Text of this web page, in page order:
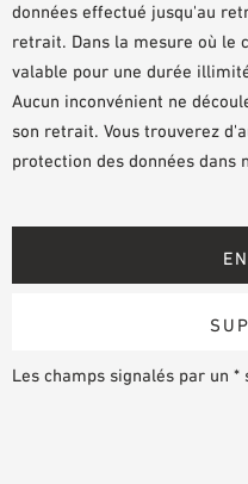
données effectué jusqu'au
retrait. Dans la mesure où le
valable pour une durée
Aucun inconvénient ne
son retrait. Vous trouverez
protection des données
Les champs signalés par un